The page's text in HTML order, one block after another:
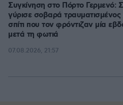
Συγκίνηση στο Πόρτο Γερμενό:
γύρισε σοβαρά τραυματισμένος
σπίτι που τον φρόντιζαν μία
μετά τη φωτιά
07.08.2026, 21:57